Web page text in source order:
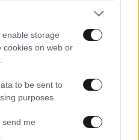
storage
cookies on web or
to be sent to
purposes.
send me
καθώς και
οθόνη 6,7
μην ενσωματώνει
να προσφέρει τις
χαρακτηριστικά
πρόκειται για